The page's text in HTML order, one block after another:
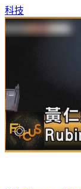
科技